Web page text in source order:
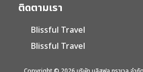
ติดตามเรา
Blissful Travel
Blissful Travel